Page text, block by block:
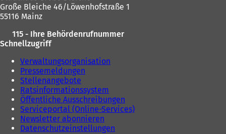
Große Bleiche 46/Löwenhofstraße 1
55116 Mainz
115 - Ihre Behördenrufnummer
Schnellzugriff
Verwaltungsorganisation
Pressemeldungen
Stellenangebote
Ratsinformationssystem
Öffentliche Ausschreibungen
Serviceportal (Online-Services)
Newsletter abonnieren
Datenschutzeinstellungen